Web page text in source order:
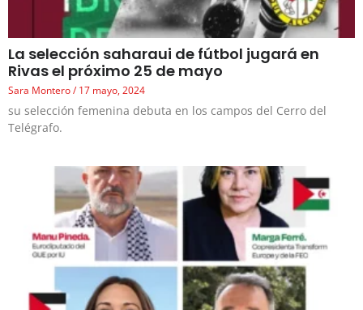
La selección saharaui de fútbol jugará en
Rivas el próximo 25 de mayo
Sara Montero 17 mayo, 2024
su selección femenina debuta en los campos del Cerro del
Telégrafo.